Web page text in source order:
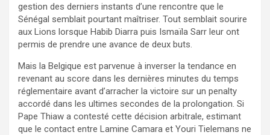
gestion des derniers instants d’une rencontre que le
Sénégal semblait pourtant maîtriser. Tout semblait sourire
aux Lions lorsque Habib Diarra puis Ismaïla Sarr leur ont
permis de prendre une avance de deux buts.
Mais la Belgique est parvenue à inverser la tendance en
revenant au score dans les dernières minutes du temps
réglementaire avant d’arracher la victoire sur un penalty
accordé dans les ultimes secondes de la prolongation. Si
Pape Thiaw a contesté cette décision arbitrale, estimant
que le contact entre Lamine Camara et Youri Tielemans ne